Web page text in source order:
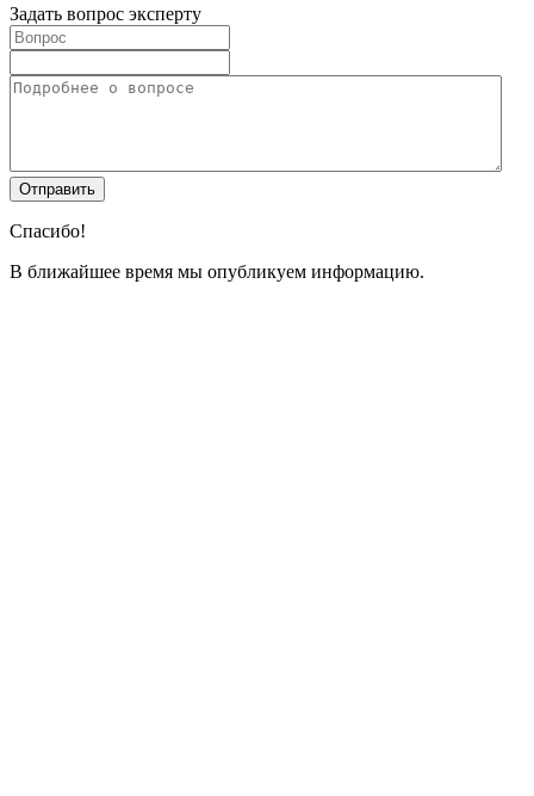
Задать вопрос эксперту
Спасибо!
В ближайшее время мы опубликуем информацию.